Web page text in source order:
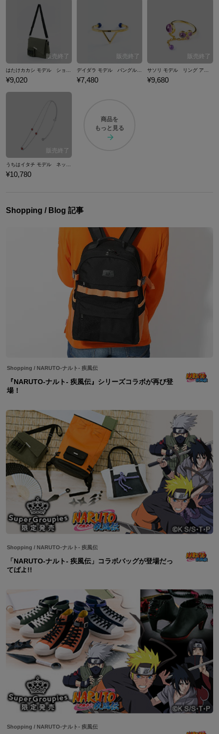
はたけカカシ モデル ショルダーバッグ バッグ NARUTO-ナルト-疾風伝
¥9,020
デイダラ モデル バングル ブレスレット アクセサリー NARUTO-ナルト- 疾風伝
¥7,480
サソリ モデル リング アクセサリー NARUTO-ナルト- 疾風伝
¥9,680
¥10,780
商品を
もっと見る
Shopping / Blog 記事
Shopping / NARUTO-ナルト- 疾風伝
『NARUTO-ナルト- 疾風伝』シリーズコラボが再び登
場！
Shopping / NARUTO-ナルト- 疾風伝
「NARUTO-ナルト- 疾風伝」コラボバッグが登場だっ
てばよ!!
Shopping / NARUTO-ナルト- 疾風伝